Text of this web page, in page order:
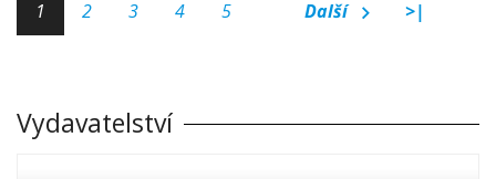
1 2 3 4 5 Další >|
Vydavatelství